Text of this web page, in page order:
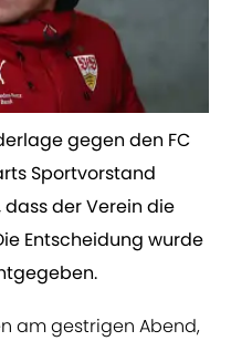
gegen den FC
Sportvorstand
der Verein die
Entscheidung wurde
am gestrigen Abend,